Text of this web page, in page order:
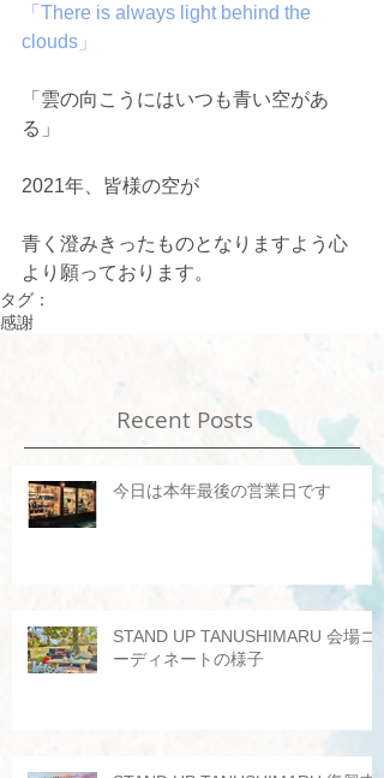
「There is always light behind the
clouds」
「雲の向こうにはいつも青い空があ
る」
2021年、皆様の空が
青く澄みきったものとなりますよう心
より願っております。
タグ：
感謝
Recent Posts
今日は本年最後の営業日です
STAND UP TANUSHIMARU 会場コ
ーディネートの様子